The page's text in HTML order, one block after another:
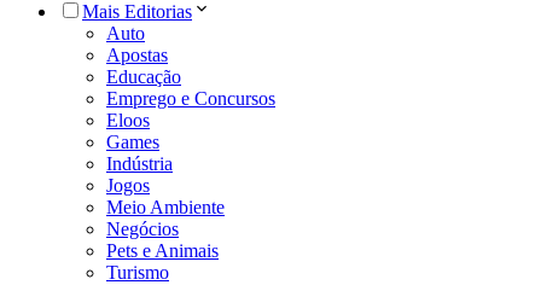
Mais Editorias
Auto
Apostas
Educação
Emprego e Concursos
Eloos
Games
Indústria
Jogos
Meio Ambiente
Negócios
Pets e Animais
Turismo